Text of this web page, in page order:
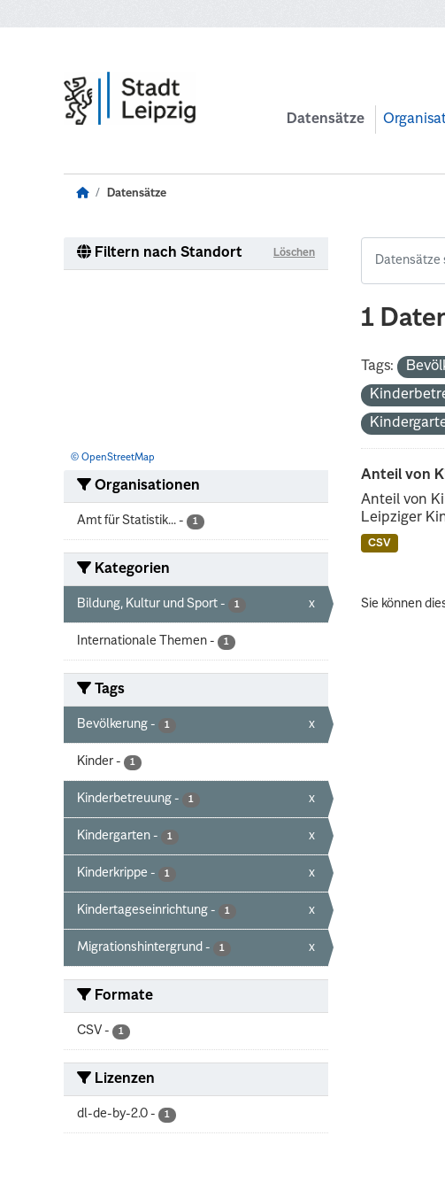
Datensätze
Datensätze
Filtern nach Standort Löschen
© OpenStreetMap
Organisationen
Amt für Statistik... - 1
Kategorien
Bildung, Kultur und Sport - 1 x
Internationale Themen - 1
Tags
Bevölkerung - 1 x
Kinder - 1
Kinderbetreuung - 1 x
Kindergarten - 1 x
Kinderkrippe - 1 x
Kindertageseinrichtung - 1 x
Migrationshintergrund - 1 x
Formate
CSV - 1
Lizenzen
dl-de-by-2.0 - 1
1
Tags:
Anteil von
Anteil von
Leipziger
CSV
Sie können